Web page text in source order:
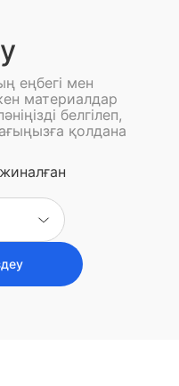
еңбегі мен
материалдар
белгілеп,
қолдана